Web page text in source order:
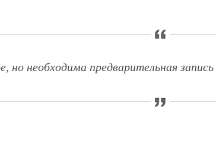
но необходима предварительная